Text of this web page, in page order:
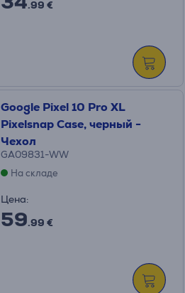
.99 €
Google Pixel 10 Pro XL
Pixelsnap Case, черный -
Чехол
GA09831-WW
На складе
Цена:
59.99 €